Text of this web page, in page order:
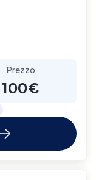
Prezzo
100€